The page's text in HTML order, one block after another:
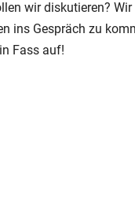
wir diskutieren?
ins Gespräch zu
Fass auf!